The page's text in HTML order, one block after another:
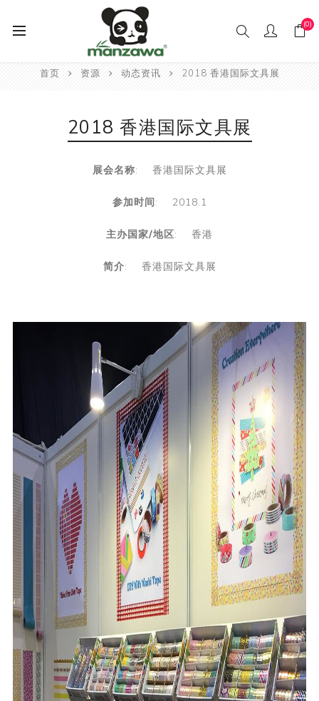
(0)
首页 资源 动态资讯 2018 香港国际文具展
2018 香港国际文具展
展会名称: 香港国际文具展
参加时间: 2018.1
主办国家/地区: 香港
简介: 香港国际文具展